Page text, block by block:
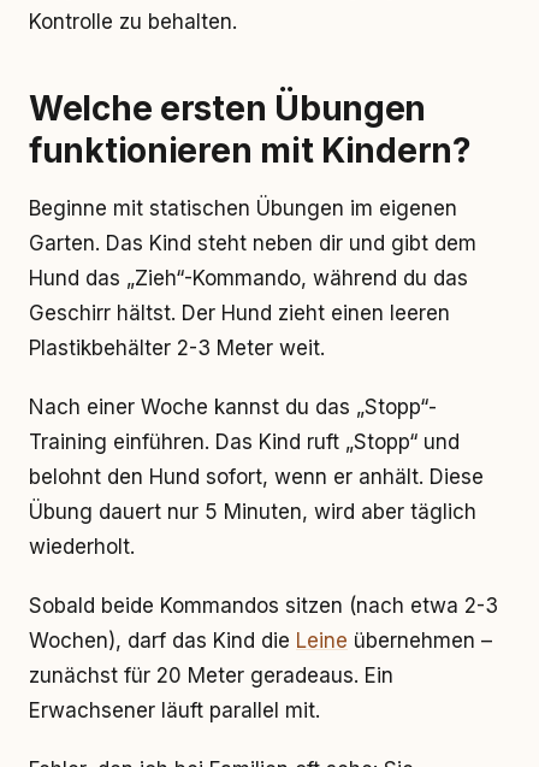
Kontrolle zu behalten.
Welche ersten Übungen
funktionieren mit Kindern?
Beginne mit statischen Übungen im eigenen
Garten. Das Kind steht neben dir und gibt dem
Hund das „Zieh“-Kommando, während du das
Geschirr hältst. Der Hund zieht einen leeren
Plastikbehälter 2-3 Meter weit.
Nach einer Woche kannst du das „Stopp“-
Training einführen. Das Kind ruft „Stopp“ und
belohnt den Hund sofort, wenn er anhält. Diese
Übung dauert nur 5 Minuten, wird aber täglich
wiederholt.
Sobald beide Kommandos sitzen (nach etwa 2-3
Wochen), darf das Kind die Leine übernehmen –
zunächst für 20 Meter geradeaus. Ein
Erwachsener läuft parallel mit.